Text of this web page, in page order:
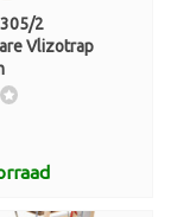
305/2
Vlizotrap